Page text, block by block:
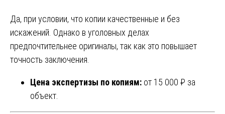
Да, при условии, что копии качественные и без
искажений. Однако в уголовных делах
предпочтительнее оригиналы, так как это повышает
точность заключения.
Цена экспертизы по копиям: от 15 000 ₽ за
объект.